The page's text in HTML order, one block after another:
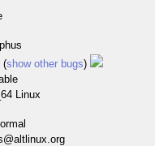
(show other bugs)
Linux